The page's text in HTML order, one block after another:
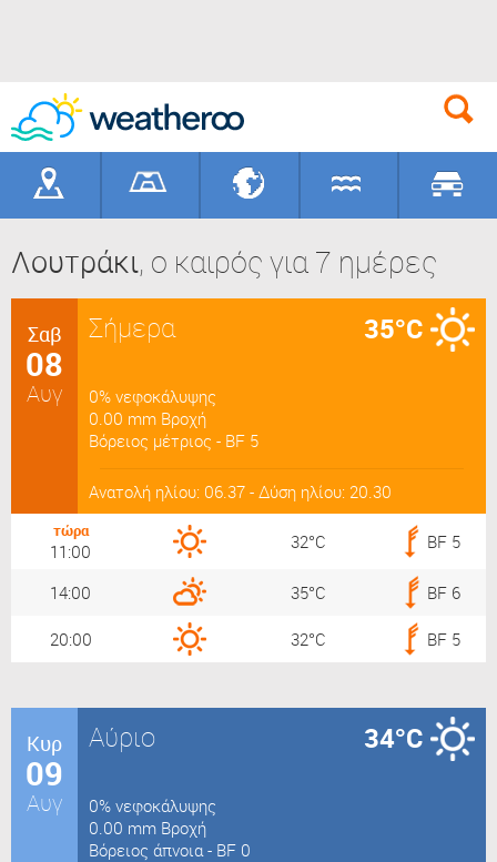
Γεωγραφικά
Λουτράκι, ο καιρός για 7 ημέρες
Σαβ
08
Αυγ
Σήμερα 35°C
0% νεφοκάλυψης
0.00 mm Βροχή
Βόρειος μέτριος - BF 5
Ανατολή ηλίου: 06.37 - Δύση ηλίου: 20.30
τώρα
11:00 32°C BF 5
14:00 35°C BF 6
20:00 32°C BF 5
Κυρ
09
Αυγ
Αύριο 34°C
0% νεφοκάλυψης
0.00 mm Βροχή
Βόρειος άπνοια - BF 0